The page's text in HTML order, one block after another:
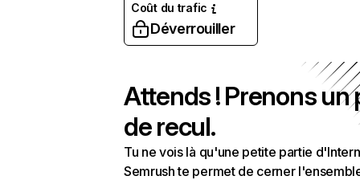
Coût du trafic
Déverrouiller
Attends ! Prenons un
de recul.
Tu ne vois là qu'une petite partie
Semrush te permet de cerner